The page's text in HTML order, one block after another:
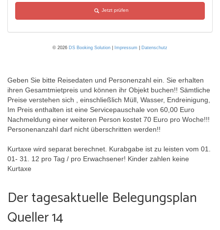
Geben Sie bitte Reisedaten und Personenzahl ein. Sie erhalten
ihren Gesamtmietpreis und können ihr Objekt buchen!! Sämtliche
Preise verstehen sich , einschließlich Müll, Wasser, Endreinigung,
Im Preis enthalten ist eine Servicepauschale von 60,00 Euro
Nachmeldung einer weiteren Person kostet 70 Euro pro Woche!!!
Personenanzahl darf nicht überschritten werden!!
Kurtaxe wird separat berechnet. Kurabgabe ist zu leisten vom 01.
01- 31. 12 pro Tag / pro Erwachsener! Kinder zahlen keine
Kurtaxe
Der tagesaktuelle Belegungsplan
Queller 14